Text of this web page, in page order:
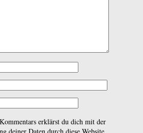
erklärst du dich mit der
deiner Daten durch diese Website